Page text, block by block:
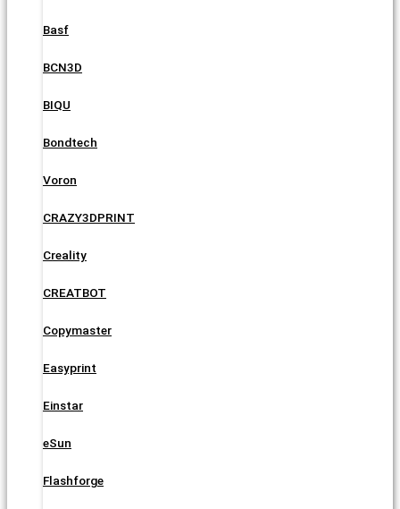
Basf
BCN3D
BIQU
Bondtech
Voron
CRAZY3DPRINT
Creality
CREATBOT
Copymaster
Easyprint
Einstar
eSun
Flashforge